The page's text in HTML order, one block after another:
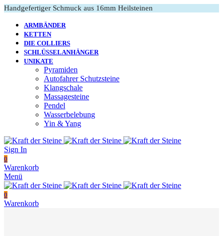
Handgefertiger Schmuck aus 16mm Heilsteinen
ARMBÄNDER
KETTEN
DIE COLLIERS
SCHLÜSSELANHÄNGER
UNIKATE
Pyramiden
Autofahrer Schutzsteine
Klangschale
Massagesteine
Pendel
Wasserbelebung
Yin & Yang
Sign In
0
Warenkorb
Menü
0
Warenkorb